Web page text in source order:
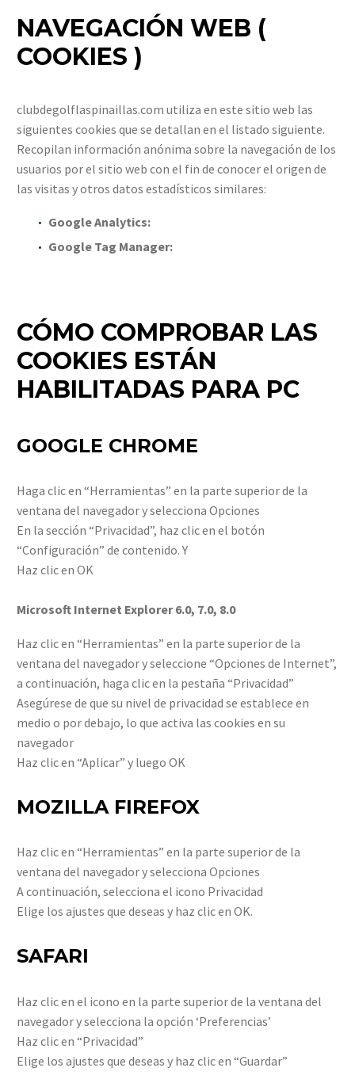
NAVEGACIÓN WEB (
COOKIES )
clubdegolflaspinaillas.com utiliza en este sitio web las
siguientes cookies que se detallan en el listado siguiente.
Recopilan información anónima sobre la navegación de los
usuarios por el sitio web con el fin de conocer el origen de
las visitas y otros datos estadísticos similares:
Google Analytics:
Google Tag Manager:
CÓMO COMPROBAR LAS
COOKIES ESTÁN
HABILITADAS PARA PC
GOOGLE CHROME
Haga clic en “Herramientas” en la parte superior de la
ventana del navegador y selecciona Opciones
En la sección “Privacidad”, haz clic en el botón
“Configuración” de contenido. Y
Haz clic en OK
Microsoft Internet Explorer 6.0, 7.0, 8.0
Haz clic en “Herramientas” en la parte superior de la
ventana del navegador y seleccione “Opciones de Internet”,
a continuación, haga clic en la pestaña “Privacidad”
Asegúrese de que su nivel de privacidad se establece en
medio o por debajo, lo que activa las cookies en su
navegador
Haz clic en “Aplicar” y luego OK
MOZILLA FIREFOX
Haz clic en “Herramientas” en la parte superior de la
ventana del navegador y selecciona Opciones
A continuación, selecciona el icono Privacidad
Elige los ajustes que deseas y haz clic en OK.
SAFARI
Haz clic en el icono en la parte superior de la ventana del
navegador y selecciona la opción ‘Preferencias’
Haz clic en “Privacidad”
Elige los ajustes que deseas y haz clic en “Guardar”